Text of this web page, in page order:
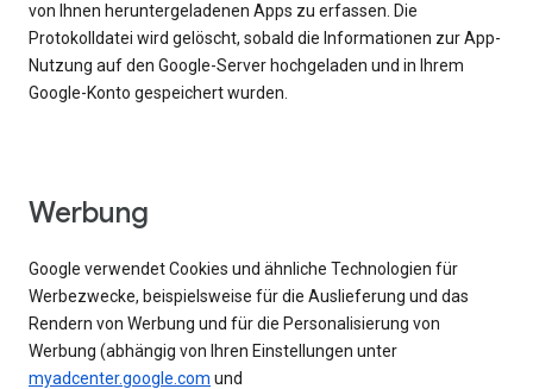
von Ihnen heruntergeladenen Apps zu erfassen. Die
Protokolldatei wird gelöscht, sobald die Informationen zur App-
Nutzung auf den Google-Server hochgeladen und in Ihrem
Google-Konto gespeichert wurden.
Werbung
Google verwendet Cookies und ähnliche Technologien für
Werbezwecke, beispielsweise für die Auslieferung und das
Rendern von Werbung und für die Personalisierung von
Werbung (abhängig von Ihren Einstellungen unter
myadcenter.google.com und